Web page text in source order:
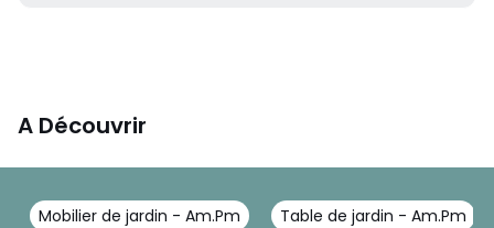
A Découvrir
Mobilier de jardin - Am.Pm Table de jardin - Am.Pm